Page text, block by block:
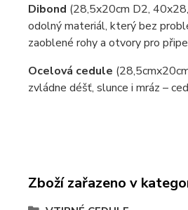
Dibond (28,5x20cm D2,
odolný materiál, který bez
zaoblené rohy a otvory pro
Ocelová cedule
zvládne déšť, slunce i mráz –
Zboží zařazeno v